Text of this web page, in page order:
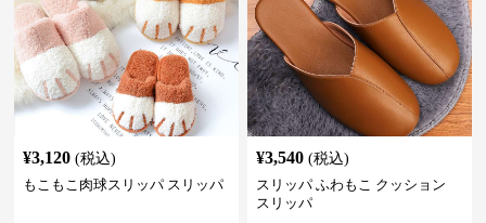
¥3,120 (税込)
もこもこ肉球スリッパ スリッパ
¥3,540 (税込)
スリッパ ふわもこ クッション
スリッパ